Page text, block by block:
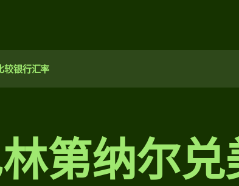
较银行汇率
第纳尔兑